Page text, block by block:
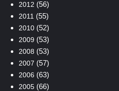
2012 (56)
2011 (55)
2010(52)
2009 (53)
2008 (53)
2007 (57)
2006 (63)
2005(66)